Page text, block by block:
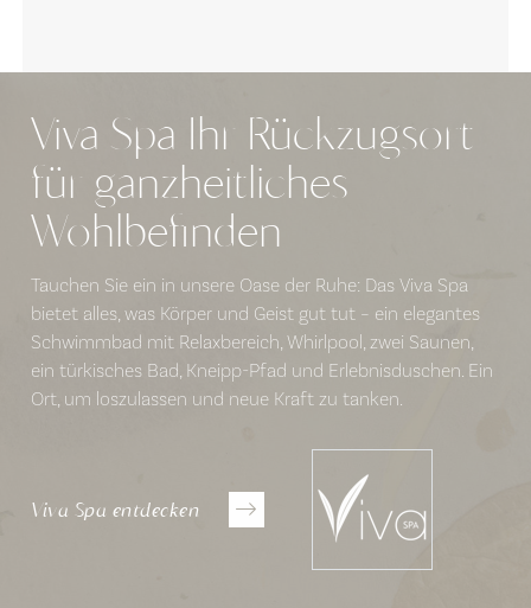
Viva Spa Ihr Rückzugsort
für ganzheitliches
Wohlbefinden
Tauchen Sie ein in unsere Oase der Ruhe: Das Viva Spa
bietet alles, was Körper und Geist gut tut – ein elegantes
Schwimmbad mit Relaxbereich, Whirlpool, zwei Saunen,
ein türkisches Bad, Kneipp-Pfad und Erlebnisduschen. Ein
Ort, um loszulassen und neue Kraft zu tanken.
Viva Spa entdecken